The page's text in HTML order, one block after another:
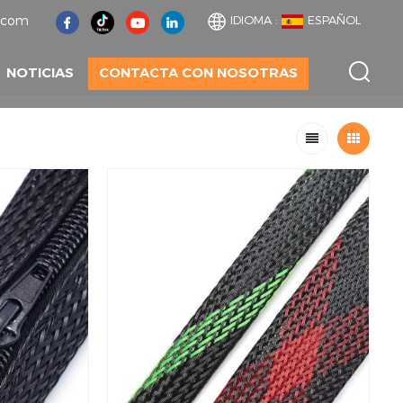
IDIOMA : ESPAÑOL
NOTICIAS CONTACTA CON NOSOTRAS